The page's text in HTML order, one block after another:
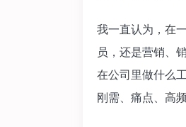
我一直认为，在
员，还是营销、
在公司里做什么
刚需、痛点、高